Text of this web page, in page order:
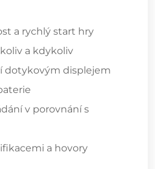
a rychlý start hry
a kdykoliv
dotykovým displejem
v porovnání s
a hovory